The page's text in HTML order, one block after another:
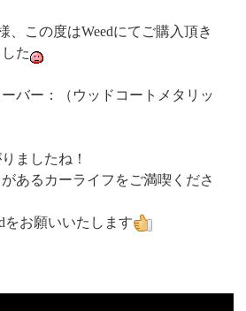
、この度はWeedにてご購入頂き
た
バー：（ウッドコートメタリッ
ましたね！
あるカーライフをご満喫くださ
をお願いいたします